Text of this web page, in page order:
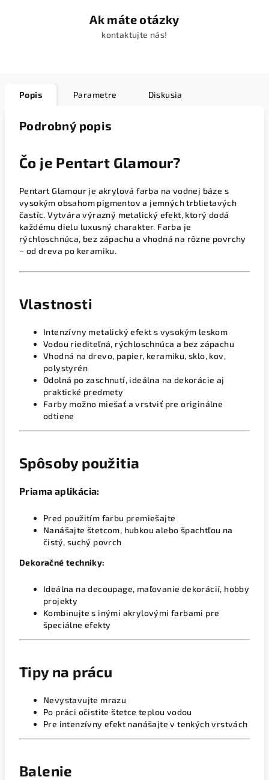
Ak máte otázky
kontaktujte nás!
Popis Parametre Diskusia
Podrobný popis
Čo je Pentart Glamour?
Pentart Glamour je akrylová farba na vodnej báze s
vysokým obsahom pigmentov a jemných trblietavých
častíc. Vytvára výrazný metalický efekt, ktorý dodá
každému dielu luxusný charakter. Farba je
rýchloschnúca, bez zápachu a vhodná na rôzne povrchy
– od dreva po keramiku.
Vlastnosti
Intenzívny metalický efekt s vysokým leskom
Vodou riediteľná, rýchloschnúca a bez zápachu
Vhodná na drevo, papier, keramiku, sklo, kov,
polystyrén
Odolná po zaschnutí, ideálna na dekorácie aj
praktické predmety
Farby možno miešať a vrstviť pre originálne
odtiene
Spôsoby použitia
Priama aplikácia:
Pred použitím farbu premiešajte
Nanášajte štetcom, hubkou alebo špachtľou na
čistý, suchý povrch
Dekoračné techniky:
Ideálna na decoupage, maľovanie dekorácií, hobby
projekty
Kombinujte s inými akrylovými farbami pre
špeciálne efekty
Tipy na prácu
Nevystavujte mrazu
Po práci očistite štetce teplou vodou
Pre intenzívny efekt nanášajte v tenkých vrstvách
Balenie